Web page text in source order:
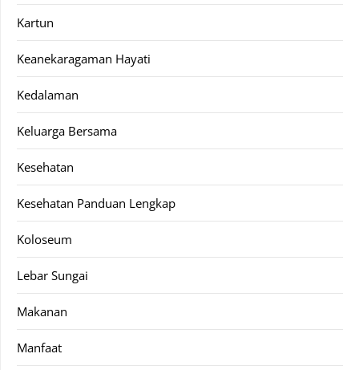
Kartun
Keanekaragaman Hayati
Kedalaman
Keluarga Bersama
Kesehatan
Kesehatan Panduan Lengkap
Koloseum
Lebar Sungai
Makanan
Manfaat